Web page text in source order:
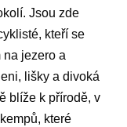
Jsou zde
kteří se
na jezero a
lišky a divoká
blíže k přírodě, v
které